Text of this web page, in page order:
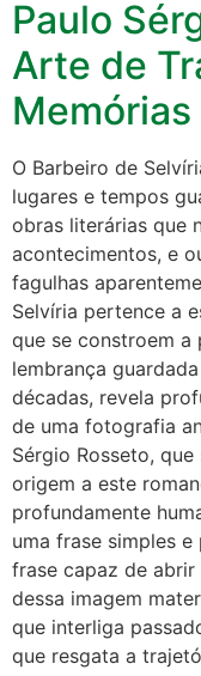
Paulo
Arte de
O Barbeiro de
lugares e tempos
obras literárias que
acontecimentos, e
fagulhas
Selvíria pertence a
que se constroem a
lembrança
décadas, revela
de uma fotografia
Sérgio Rosseto,
origem a este
profundamente
uma frase simples e
frase capaz de
dessa imagem
que interliga
que resgata a